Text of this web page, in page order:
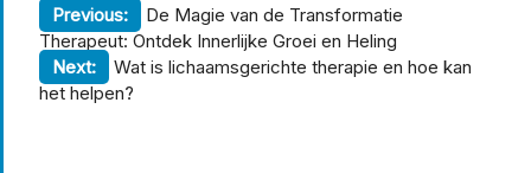
Berichtnavigatie
Previous:
De Magie van de Transformatie
Therapeut: Ontdek Innerlijke Groei en Heling
Next:
Wat is lichaamsgerichte therapie en hoe kan
het helpen?